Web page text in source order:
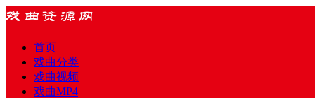
首页
戏曲分类
戏曲视频
戏曲MP4